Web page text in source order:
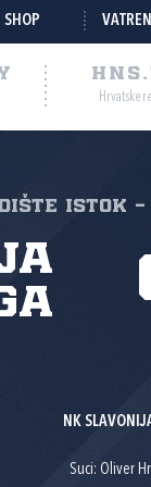
SHOP
Hrvatske
Istok
NK
Suci: Oliver